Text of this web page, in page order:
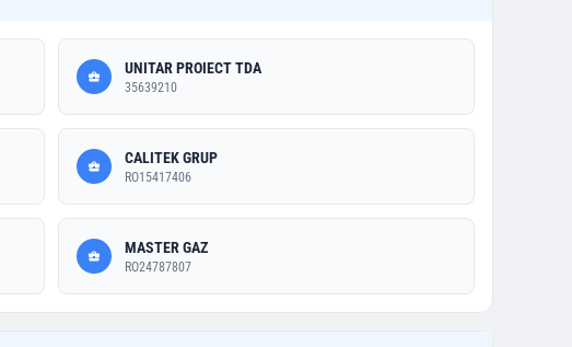
UNITAR PROIECT TDA
35639210
CALITEK GRUP
RO15417406
MASTER GAZ
RO24787807